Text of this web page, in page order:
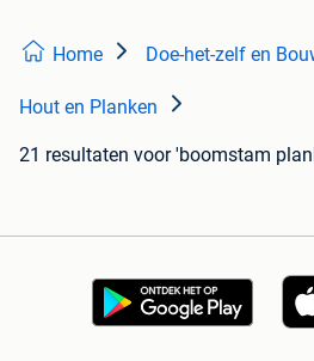
Home Doe-het-zelf en
Hout en Planken
21 resultaten voor 'boomstam